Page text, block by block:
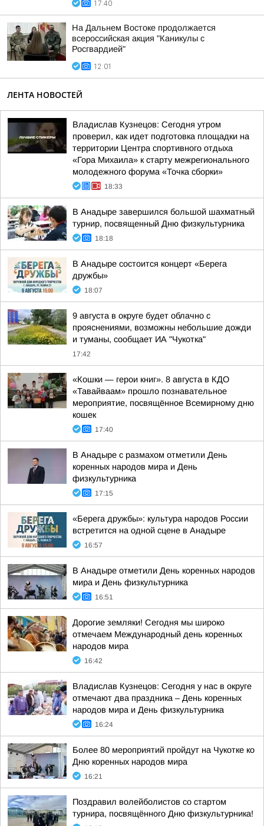
17:40
На Дальнем Востоке продолжается
всероссийская акция "Каникулы с
Росгвардией"
12:01
ЛЕНТА НОВОСТЕЙ
Владислав Кузнецов: Сегодня утром
проверил, как идет подготовка площадки на
территории Центра спортивного отдыха
«Гора Михаила» к старту межрегионального
молодежного форума «Точка сборки»
18:33
В Анадыре завершился большой шахматный
турнир, посвященный Дню физкультурника
18:18
В Анадыре состоится концерт «Берега
дружбы»
18:07
9 августа в округе будет облачно с
прояснениями, возможны небольшие дожди
и туманы, сообщает ИА "Чукотка"
17:42
«Кошки — герои книг». 8 августа в КДО
«Тавайваам» прошло познавательное
мероприятие, посвящённое Всемирному дню
кошек
17:40
В Анадыре с размахом отметили День
коренных народов мира и День
физкультурника
17:15
«Берега дружбы»: культура народов России
встретится на одной сцене в Анадыре
16:57
В Анадыре отметили День коренных народов
мира и День физкультурника
16:51
Дорогие земляки! Сегодня мы широко
отмечаем Международный день коренных
народов мира
16:42
Владислав Кузнецов: Сегодня у нас в округе
отмечают два праздника – День коренных
народов мира и День физкультурника
16:24
Более 80 мероприятий пройдут на Чукотке ко
Дню коренных народов мира
16:21
Поздравил волейболистов со стартом
турнира, посвящённого Дню физкультурника!